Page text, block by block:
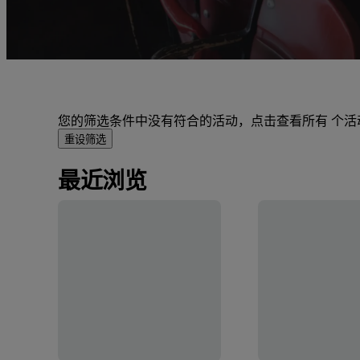
您的筛选条件中没有符合的活动，点击查看所有 个活
重设筛选
最近浏览